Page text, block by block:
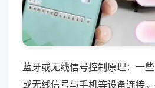
蓝牙或无线信号控制原理：一
或无线信号与手机等设备连接